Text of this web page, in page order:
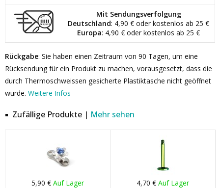
Mit Sendungsverfolgung
Deutschland: 4,90 € oder kostenlos ab 25 €
Europa: 4,90 € oder kostenlos ab 25 €
Rückgabe: Sie haben einen Zeitraum von 90 Tagen, um eine
Rücksendung für ein Produkt zu machen, vorausgesetzt, dass die
durch Thermoschweissen gesicherte Plastiktasche nicht geöffnet
wurde. Weitere Infos
Zufällige Produkte | Mehr sehen
5,90 € Auf Lager 4,70 € Auf Lager